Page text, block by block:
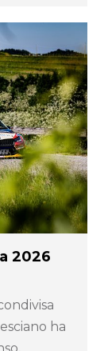
2026
ha